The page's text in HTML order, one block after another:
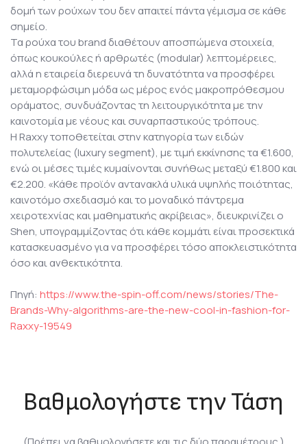
δομή των ρούχων του δεν απαιτεί πάντα γέμισμα σε κάθε
σημείο.
Τα ρούχα του brand διαθέτουν αποσπώμενα στοιχεία,
όπως κουκούλες ή αρθρωτές (modular) λεπτομέρειες,
αλλά η εταιρεία διερευνά τη δυνατότητα να προσφέρει
μεταμορφώσιμη μόδα ως μέρος ενός μακροπρόθεσμου
οράματος, συνδυάζοντας τη λειτουργικότητα με την
καινοτομία με νέους και συναρπαστικούς τρόπους.
Η Raxxy τοποθετείται στην κατηγορία των ειδών
πολυτελείας (luxury segment), με τιμή εκκίνησης τα €1.600,
ενώ οι μέσες τιμές κυμαίνονται συνήθως μεταξύ €1.800 και
€2.200. «Κάθε προϊόν αντανακλά υλικά υψηλής ποιότητας,
καινοτόμο σχεδιασμό και το μοναδικό πάντρεμα
χειροτεχνίας και μαθηματικής ακρίβειας», διευκρινίζει ο
Shen, υπογραμμίζοντας ότι κάθε κομμάτι είναι προσεκτικά
κατασκευασμένο για να προσφέρει τόσο αποκλειστικότητα
όσο και ανθεκτικότητα.
Πηγή: https://www.the-spin-off.com/news/stories/The-
Brands-Why-algorithms-are-the-new-cool-in-fashion-for-
Raxxy-19549
Βαθμολογήστε την Τάση